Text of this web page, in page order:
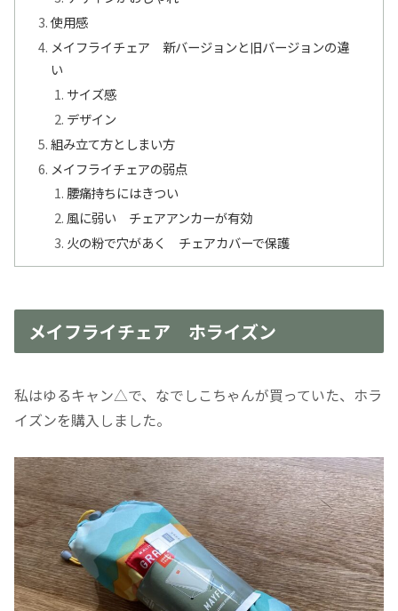
使用感
メイフライチェア 新バージョンと旧バージョンの違
い
サイズ感
デザイン
組み立て方としまい方
メイフライチェアの弱点
腰痛持ちにはきつい
風に弱い チェアアンカーが有効
火の粉で穴があく チェアカバーで保護
メイフライチェア ホライズン
私はゆるキャン△で、なでしこちゃんが買っていた、ホラ
イズンを購入しました。